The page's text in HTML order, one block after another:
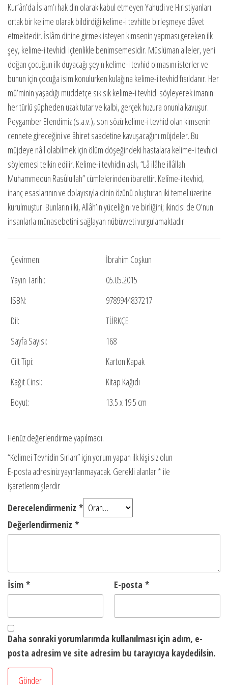
Kur’ân’da İslam’ı hak din olarak kabul etmeyen Yahudi ve Hıristiyanları
ortak bir kelime olarak bildirdiği kelime-i tevhitte birleşmeye dâvet
etmektedir. İslâm dinine girmek isteyen kimsenin yapması gereken ilk
şey, kelime-i tev­hidi içtenlikle benimsemesidir. Müslüman aileler, yeni
doğan çocuğun ilk duyacağı şeyin kelime-i tevhid olmasını isterler ve
bunun için çocuğa isim konu­lurken kulağına kelime-i tevhid fısıldanır. Her
mü’minin yaşadığı müddetçe sık sık kelime-i tevhidi söyleyerek imanını
her türlü şüpheden uzak tutar ve kalbi, gerçek huzura onunla kavuşur.
Peygamber Efendimiz (s.a.v.), son sözü kelime-i tevhid olan kimsenin
cennete gireceğini ve âhiret saadetine kavuşacağını müjdeler. Bu
müjdeye nâil olabilmek için ölüm döşeğindeki hastalara kelime-i tevhidi
söylemesi telkin edilir. Kelime-i tevhidin aslı, “Lâ ilâhe illâllah
Muhammedün Rasûlullah” cümlelerinden ibarettir. Kelîme-i tevhid,
inanç esaslarının ve dolayısıyla dinin özü­nü oluşturan iki temel üzerine
kurulmuştur. Bunların ilki, Allâh’ın yüceliğini ve bir­liğini; ikincisi de O’nun
insanlarla müna­sebetini sağlayan nübüvveti vurgulamak­tadır.
Çevirmen:
İbrahim Coşkun
Yayın Tarihi:
05.05.2015
ISBN:
9789944837217
Dil:
TÜRKÇE
Sayfa Sayısı:
168
Cilt Tipi:
Karton Kapak
Kağıt Cinsi:
Kitap Kağıdı
Boyut:
13.5 x 19.5 cm
Henüz değerlendirme yapılmadı.
“Kelimei Tevhidin Sırları” için yorum yapan ilk kişi siz olun
E-posta adresiniz yayınlanmayacak. Gerekli alanlar* ile
işaretlenmişlerdir
Derecelendirmeniz *
Değerlendirmeniz *
İsim * E-posta *
Daha sonraki yorumlarımda kullanılması için adım, e-
posta adresim ve site adresim bu tarayıcıya kaydedilsin.